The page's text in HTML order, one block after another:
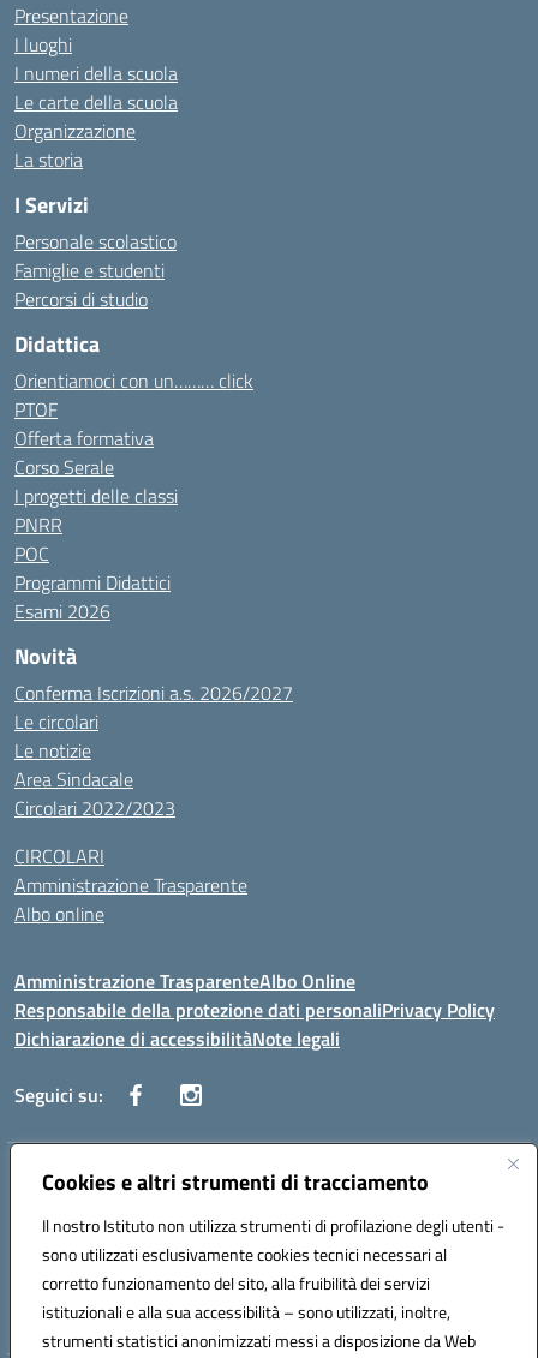
Cookies e altri strumenti di tracciamento
Il nostro Istituto non utilizza strumenti di profilazione degli utenti -
sono utilizzati esclusivamente cookies tecnici necessari al
corretto funzionamento del sito, alla fruibilità dei servizi
istituzionali e alla sua accessibilità – sono utilizzati, inoltre,
strumenti statistici anonimizzati messi a disposizione da Web
Presentazione
I luoghi
I numeri della scuola
Le carte della scuola
Organizzazione
La storia
I Servizi
Personale scolastico
Famiglie e studenti
Percorsi di studio
Didattica
Orientiamoci con un……… click
PTOF
Offerta formativa
Corso Serale
I progetti delle classi
PNRR
POC
Programmi Didattici
Esami 2026
Novità
Conferma Iscrizioni a.s. 2026/2027
Le circolari
Le notizie
Area Sindacale
Circolari 2022/2023
CIRCOLARI
Amministrazione Trasparente
Albo online
Amministrazione TrasparenteAlbo Online
Responsabile della protezione dati personaliPrivacy Policy
Dichiarazione di accessibilitàNote legali
Seguici su:
Indirizzo:Corso Vittorio Emanuele, 27 90133 - Palermo
Posta elettronica certificata (PEC):pais03600r@pec.istruzione.it
Codice fiscale: 97308550827
Codice meccanografico: PAIS03600R